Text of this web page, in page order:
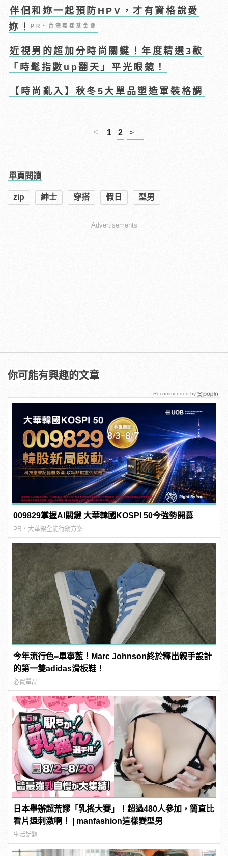
伴侶和妳一起預防HPV，才有資格說愛
妳！PR・台灣癌症基金會
近視男的超加分時尚關鍵！年度精選3款
「時髦指數up翻天」平光眼鏡！
【時尚亂入】秋冬5大單品塑造軍裝格調
< 1 2 >
單頁閱讀
zip 紳士 穿搭 假日 型男
Advertisements
你可能有興趣的文章
009829掌握AI關鍵 大華韓國KOSPI 50今強勢開募
PR・大華銀全能行銷方案
今年流行色=單寧藍！Marc Johnson終於釋出親手設計
的第一雙adidas滑板鞋！
必買單品
日本舉辦超荒謬「乳搖大賽」！超過480人參加，簡直比
看片還刺激啊！ | manfashion這樣變型男
生活話題
Recommended by